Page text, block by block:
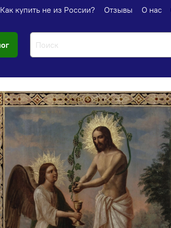
Как купить не из России? Отзывы О нас